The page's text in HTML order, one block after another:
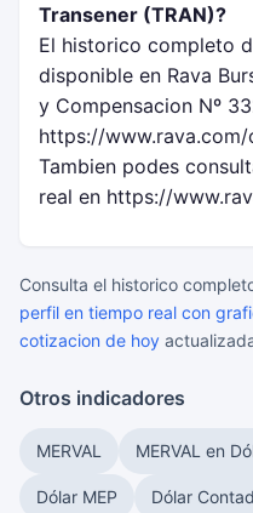
Transener (TRAN)?
El historico completo
disponible en Rava
y Compensacion Nº
https://
Tambien podes
real en https://
Consulta el historico
perfil en tiempo real con
cotizacion de hoy
Otros indicadores
MERVAL MERVAL en
Dólar MEP Dólar